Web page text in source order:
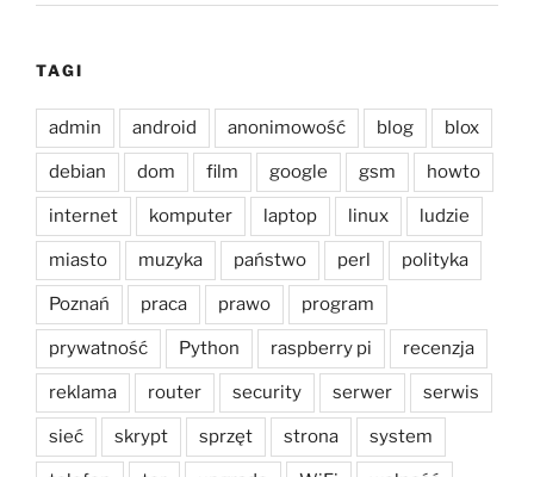
TAGI
admin android anonimowość blog blox
debian dom film google gsm howto
internet komputer laptop linux ludzie
miasto muzyka państwo perl polityka
Poznań praca prawo program
prywatność Python raspberry pi recenzja
reklama router security serwer serwis
sieć skrypt sprzęt strona system